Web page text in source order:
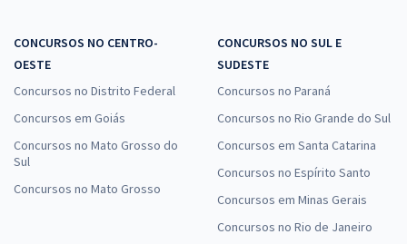
CONCURSOS NO CENTRO-
OESTE
Concursos no Distrito Federal
Concursos em Goiás
Concursos no Mato Grosso do
Sul
Concursos no Mato Grosso
CONCURSOS NO SUL E
SUDESTE
Concursos no Paraná
Concursos no Rio Grande do Sul
Concursos em Santa Catarina
Concursos no Espírito Santo
Concursos em Minas Gerais
Concursos no Rio de Janeiro